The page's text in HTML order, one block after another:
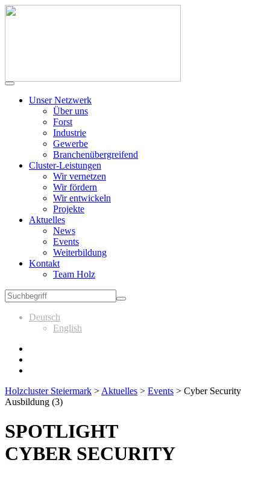
Unser Netzwerk
Über uns
Forst
Industrie
Gewerbe
Branchenübergreifend
Cluster-Leistungen
Wir vernetzen
Wir fördern
Wir entwickeln
Projekte
Aktuelles
News
Events
Weiterbildung
Kontakt
Team Holz
Deutsch
English
Holzcluster Steiermark > Aktuelles > Events > Cyber Security
Ausbildung (3)
SPOTLIGHT
CYBER SECURITY